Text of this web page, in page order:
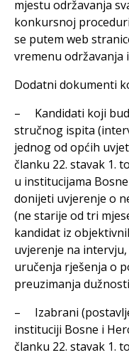
mjestu održavanja
konkursnoj
se putem web
vremenu održavanja
Dodatni dokumenti
– Kandidati koji
stručnog ispita
jednog od općih
članku 22. stavak 1.
u institucijama
donijeti uvjerenje o
(ne starije od tri
kandidat iz
uvjerenje na
uručenja rješenja o
preuzimanja
– Izabrani
instituciji Bosne i
članku 22. stavak 1.